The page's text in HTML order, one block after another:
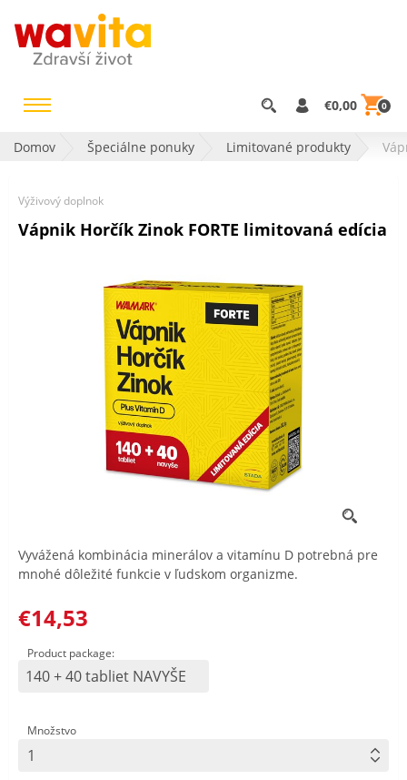
€0,00 0
Domov Špeciálne ponuky Limitované produkty
Výživový doplnok
Vápnik Horčík Zinok FORTE limitovaná edícia
Vyvážená kombinácia minerálov a vitamínu D potrebná pre
mnohé dôležité funkcie v ľudskom organizme.
€14,53
Product package:
140 + 40 tabliet NAVYŠE
Množstvo